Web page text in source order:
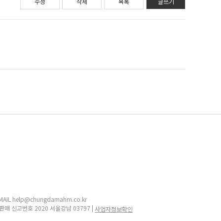
help@chungdamahm.co.kr
매 신고번호 2020 서울강남 03797 | 사업자정보확인